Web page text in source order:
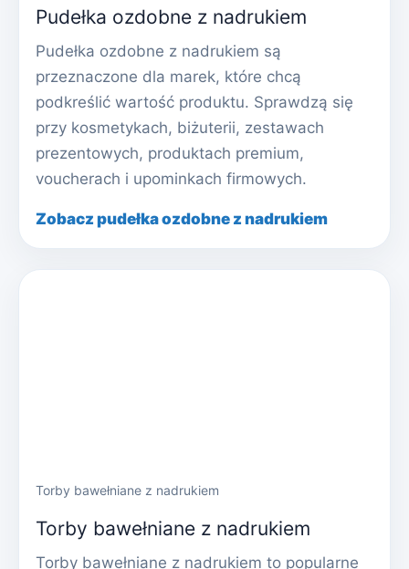
Pudełka ozdobne z nadrukiem
Pudełka ozdobne z nadrukiem są
przeznaczone dla marek, które chcą
podkreślić wartość produktu. Sprawdzą się
przy kosmetykach, biżuterii, zestawach
prezentowych, produktach premium,
voucherach i upominkach firmowych.
Zobacz pudełka ozdobne z nadrukiem
Torby bawełniane z nadrukiem
Torby bawełniane z nadrukiem
Torby bawełniane z nadrukiem to popularne